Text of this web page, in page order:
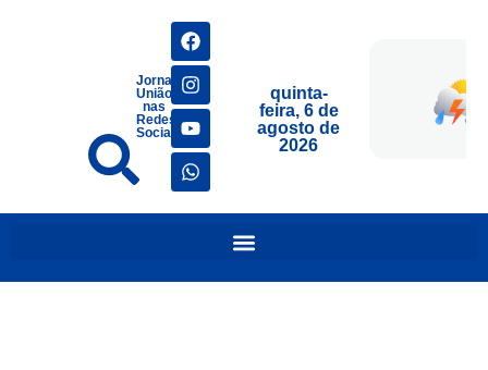
Jornais
União
nas
Redes
Sociais
quinta-
feira, 6 de
agosto de
2026